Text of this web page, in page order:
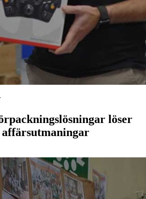
löser